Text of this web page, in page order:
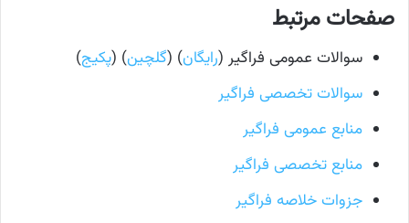
صفحات مرتبط
سوالات عمومی فراگیر (رایگان) (گلچین) (پکیج)
سوالات تخصصی فراگیر
منابع عمومی فراگیر
منابع تخصصی فراگیر
جزوات خلاصه فراگیر